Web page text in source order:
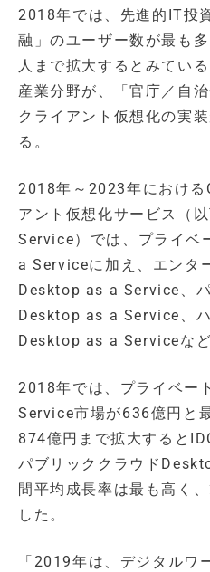
2018年では、先進的IT投
融」のユーザー数が最も
人まで拡大するとみてい
産業分野が、「官庁／自
クライアント仮想化の実
る。
2018年～2023年における
アント仮想化サービス（
Service）では、プライベ
a Serviceに加え、エンタ
Desktop as a Service、
Desktop as a Service、
Desktop as a Serviceなど
2018年では、プライベー
Service市場が636億円と
874億円まで拡大すると
パブリッククラウド
間平均成長率は最も高く
した。
「2019年は、デジタルワ